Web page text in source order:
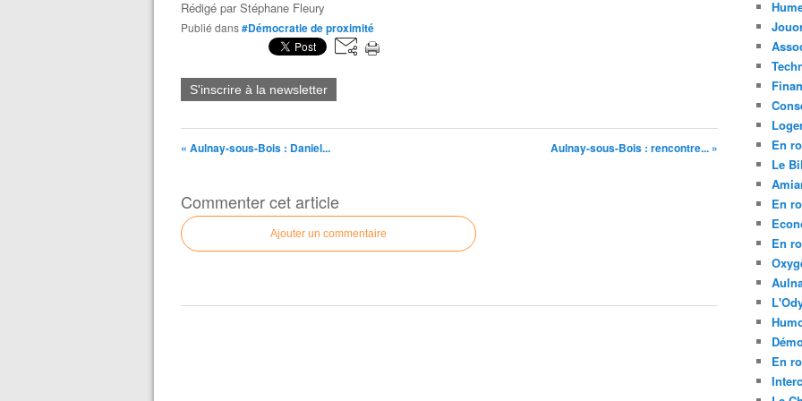
Rédigé parStéphane Fleury
Publié dans#Démocratie de proximité
S'inscrire à la newsletter
« Aulnay-sous-Bois : Daniel... Aulnay-sous-Bois : rencontre... »
Commenter cet article
Ajouter un commentaire
En
Le
En
En
En